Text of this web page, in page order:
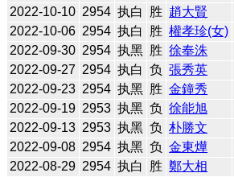
2022-10-10 2954 执白 胜 趙大賢
2022-10-06 2954 执白 胜 權孝珍(女)
2022-09-30 2954 执黑 胜 徐奉洙
2022-09-27 2954 执白 负 張秀英
2022-09-23 2954 执黑 胜 金鐘秀
2022-09-19 2953 执黑 负 徐能旭
2022-09-13 2953 执黑 负 朴勝文
2022-09-08 2954 执黑 负 金東燁
2022-08-29 2954 执白 胜 鄭大相